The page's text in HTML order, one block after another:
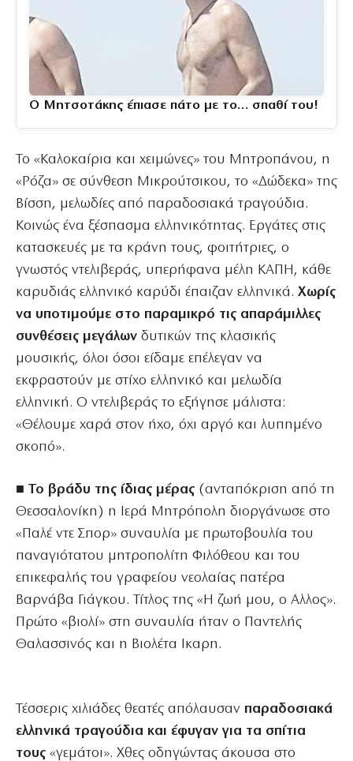
Ο Μητσοτάκης έπιασε πάτο με το… σπαθί του!
Το «Καλοκαίρια και χειμώνες» του Μητροπάνου, η
«Ρόζα» σε σύνθεση Μικρούτσικου, το «Δώδεκα» της
Βίσση, μελωδίες από παραδοσιακά τραγούδια.
Κοινώς ένα ξέσπασμα ελληνικότητας. Εργάτες στις
κατασκευές με τα κράνη τους, φοιτήτριες, ο
γνωστός ντελιβεράς, υπερήφανα μέλη ΚΑΠΗ, κάθε
καρυδιάς ελληνικό καρύδι έπαιζαν ελληνικά. Χωρίς
να υποτιμούμε στο παραμικρό τις απαράμιλλες
συνθέσεις μεγάλων δυτικών της κλασικής
μουσικής, όλοι όσοι είδαμε επέλεγαν να
εκφραστούν με στίχο ελληνικό και μελωδία
ελληνική. Ο ντελιβεράς το εξήγησε μάλιστα:
«Θέλουμε χαρά στον ήχο, όχι αργό και λυπημένο
σκοπό».
■ Το βράδυ της ίδιας μέρας (ανταπόκριση από τη
Θεσσαλονίκη) η Ιερά Μητρόπολη διοργάνωσε στο
«Παλέ ντε Σπορ» συναυλία με πρωτοβουλία του
παναγιότατου μητροπολίτη Φιλόθεου και του
επικεφαλής του γραφείου νεολαίας πατέρα
Βαρνάβα Γιάγκου. Τίτλος της «Η ζωή μου, ο Αλλος».
Πρώτο «βιολί» στη συναυλία ήταν ο Παντελής
Θαλασσινός και η Βιολέτα Ικαρη.
Τέσσερις χιλιάδες θεατές απόλαυσαν παραδοσιακά
ελληνικά τραγούδια και έφυγαν για τα σπίτια
τους «γεμάτοι». Χθες οδηγώντας άκουσα στο